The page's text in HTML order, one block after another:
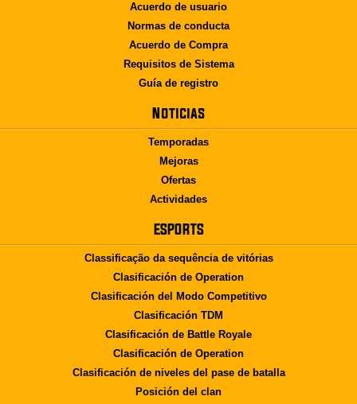
Acuerdo de usuario
Normas de conducta
Acuerdo de Compra
Requisitos de Sistema
Guía de registro
Noticias
Temporadas
Mejoras
Ofertas
Actividades
ESPORTS
Classificação da sequência de vitórias
Clasificación de Operation
Clasificación del Modo Competitivo
Clasificación TDM
Clasificación de Battle Royale
Clasificación de Operation
Clasificación de niveles del pase de batalla
Posición del clan